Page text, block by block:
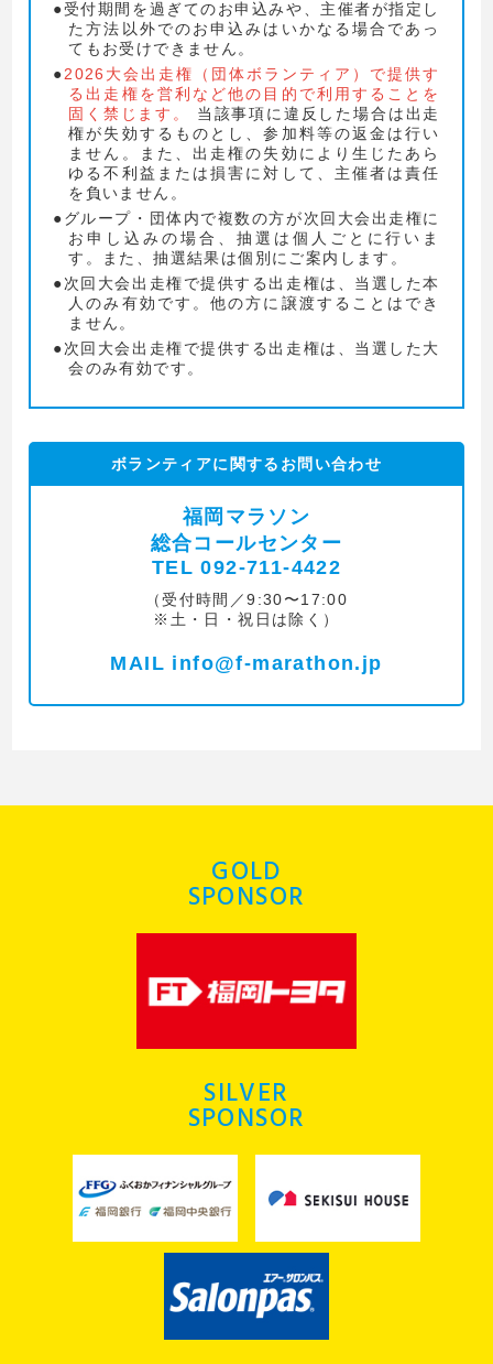
受付期間を過ぎてのお申込みや、主催者が指定し
た方法以外でのお申込みはいかなる場合であっ
てもお受けできません。
2026大会出走権（団体ボランティア）で提供す
る出走権を営利など他の目的で利用することを
固く禁じます。
当該事項に違反した場合は出走
権が失効するものとし、参加料等の返金は行い
ません。また、出走権の失効により生じたあら
ゆる不利益または損害に対して、主催者は責任
を負いません。
グループ・団体内で複数の方が次回大会出走権に
お申し込みの場合、抽選は個人ごとに行いま
す。また、抽選結果は個別にご案内します。
次回大会出走権で提供する出走権は、当選した本
人のみ有効です。他の方に譲渡することはでき
ません。
次回大会出走権で提供する出走権は、当選した大
会のみ有効です。
ボランティアに関するお問い合わせ
福岡マラソン
総合コールセンター
TEL 092-711-4422
（受付時間／9:30〜17:00
※土・日・祝日は除く）
MAIL info@f-marathon.jp
GOLD
SPONSOR
SILVER
SPONSOR